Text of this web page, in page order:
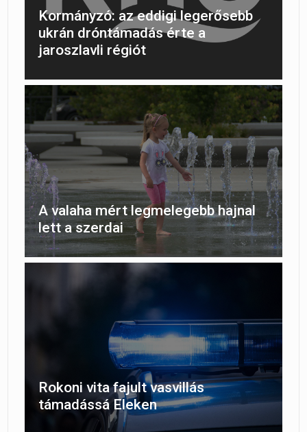
Kormányzó: az eddigi legerősebb
ukrán dróntámadás érte a
jaroszlavli régiót
A valaha mért legmelegebb hajnal
lett a szerdai
Rokoni vita fajult vasvillás
támadássá Eleken